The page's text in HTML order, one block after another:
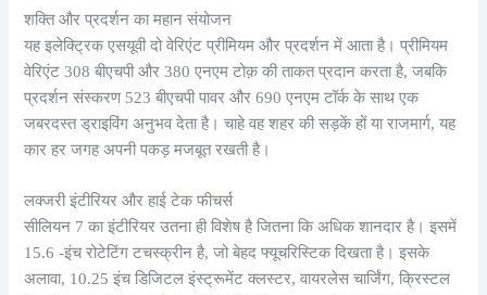
शक्ति और प्रदर्शन का महान संयोजन
यह इलेक्ट्रिक एसयूवी दो वेरिएंट प्रीमियम और प्रदर्शन में आता है। प्रीमियम
वेरिएंट 308 बीएचपी और 380 एनएम टोक़ की ताकत प्रदान करता है, जबकि
प्रदर्शन संस्करण 523 बीएचपी पावर और 690 एनएम टॉर्क के साथ एक
जबरदस्त ड्राइविंग अनुभव देता है। चाहे वह शहर की सड़कें हों या राजमार्ग, यह
कार हर जगह अपनी पकड़ मजबूत रखती है।
लक्जरी इंटीरियर और हाई टेक फीचर्स
सीलियन 7 का इंटीरियर उतना ही विशेष है जितना कि अधिक शानदार है। इसमें
15.6 -इंच रोटेटिंग टचस्क्रीन है, जो बेहद फ्यूचरिस्टिक दिखता है। इसके
अलावा, 10.25 इंच डिजिटल इंस्ट्रूमेंट क्लस्टर, वायरलेस चार्जिंग, क्रिस्टल